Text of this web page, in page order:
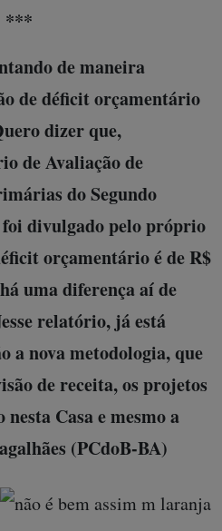
***
de maneira
de déficit orçamentário
dizer que,
de Avaliação de
do Segundo
foi divulgado pelo próprio
orçamentário é de R$
uma diferença aí de
relatório, já está
a nova metodologia, que
de receita, os projetos
nesta Casa e mesmo a
(PCdoB-BA)